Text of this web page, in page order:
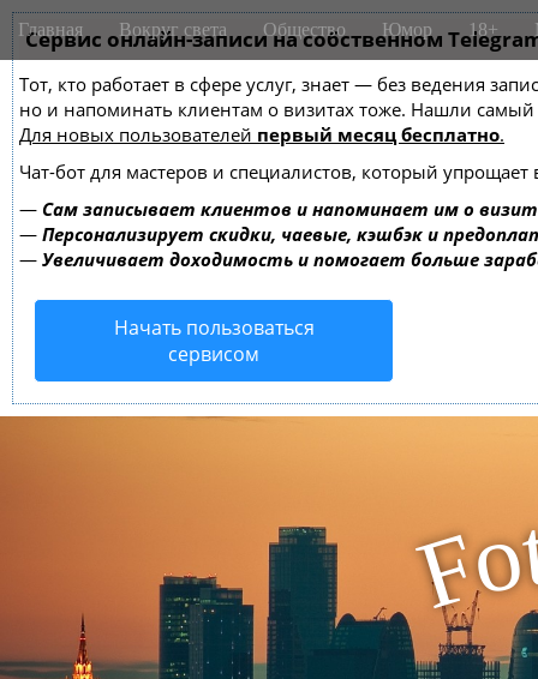
Сервис онлайн-записи на собственном
Тот, кто работает в сфере услуг, знает — без ведения
но и напоминать клиентам о визитах тоже. Нашли
Для новых пользователей первый месяц бесплатно.
Чат-бот для мастеров и специалистов, который упрощает
— Сам записывает клиентов и напоминает им о
— Персонализирует скидки, чаевые, кэшбэк и
— Увеличивает доходимость и помогает больше
Начать пользоваться
сервисом
M
a
n
m
e
n
u
i
Главная Вокруг света Общество Юмор 18+
Fo